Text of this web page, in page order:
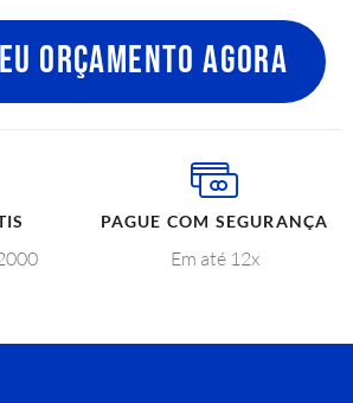
ORÇAMENTO AGORA
PAGUE COM SEGURANÇA
Em até 12x